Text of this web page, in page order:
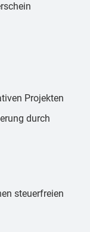
Projekten
durch
steuerfreien